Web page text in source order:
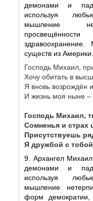
демонами и
используя
мышление
существ из Америки.
Господь Михаил,
Хочу обитать в
Я вновь возрождён
И жизнь моя ныне –
Господь Михаил,
Сомненья и страх
Присутствуешь
Я дружбой с
9. Архангел
демонами и
используя
мышление
форм демократии,